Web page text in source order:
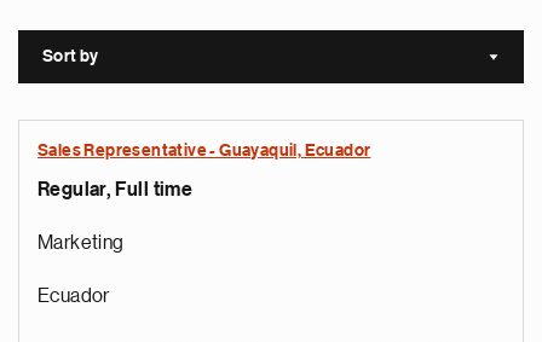
Sort by Sort
Sales Representative - Guayaquil, Ecuador
Regular, Full time
Marketing
Ecuador